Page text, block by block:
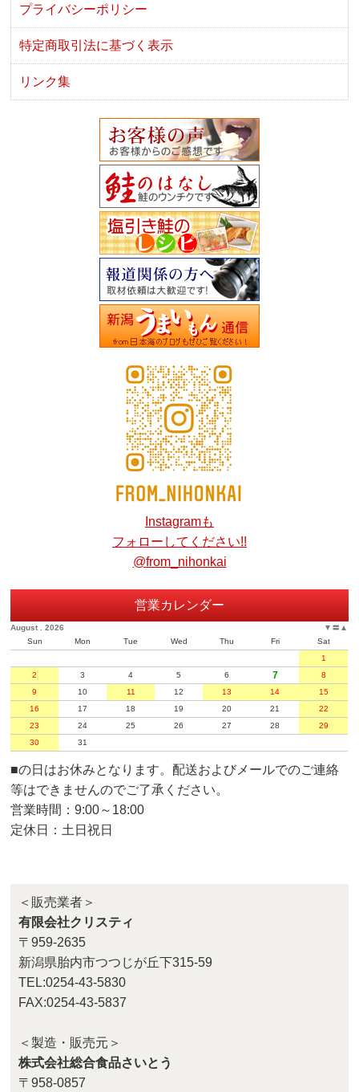
プライバシーポリシー
特定商取引法に基づく表示
リンク集
Instagramも
フォローしてください!!
@from_nihonkai
営業カレンダー
▲
〓
▼
August . 2026
Sun
Mon Tue Wed Thu Fri
Sat
1
2
3 4 5 6 7
8
9
10 11 12 13 14
15
16
17 18 19 20 21
22
23
24 25 26 27 28
29
30
31
■の日はお休みとなります。配送およびメールでのご連絡
等はできませんのでご了承ください。
営業時間：9:00～18:00
定休日：土日祝日
＜販売業者＞
有限会社クリスティ
〒959-2635
新潟県胎内市つつじが丘下315-59
TEL:0254-43-5830
FAX:0254-43-5837
＜製造・販売元＞
株式会社総合食品さいとう
〒958-0857